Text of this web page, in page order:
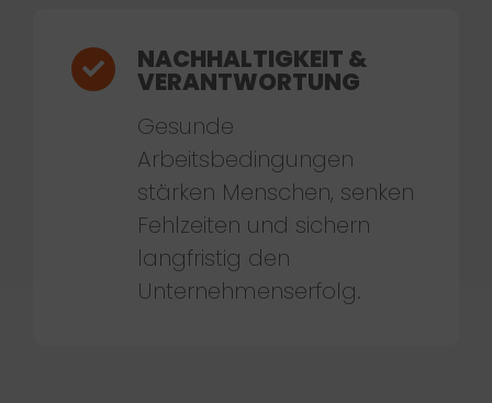
NACHHALTIGKEIT &
VERANTWORTUNG
Gesunde
Arbeitsbedingungen
stärken Menschen, senken
Fehlzeiten und sichern
langfristig den
Unternehmenserfolg.